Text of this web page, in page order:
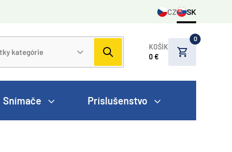
CZ SK
KOŠÍK
0 €
0
Snímače Príslušenstvo